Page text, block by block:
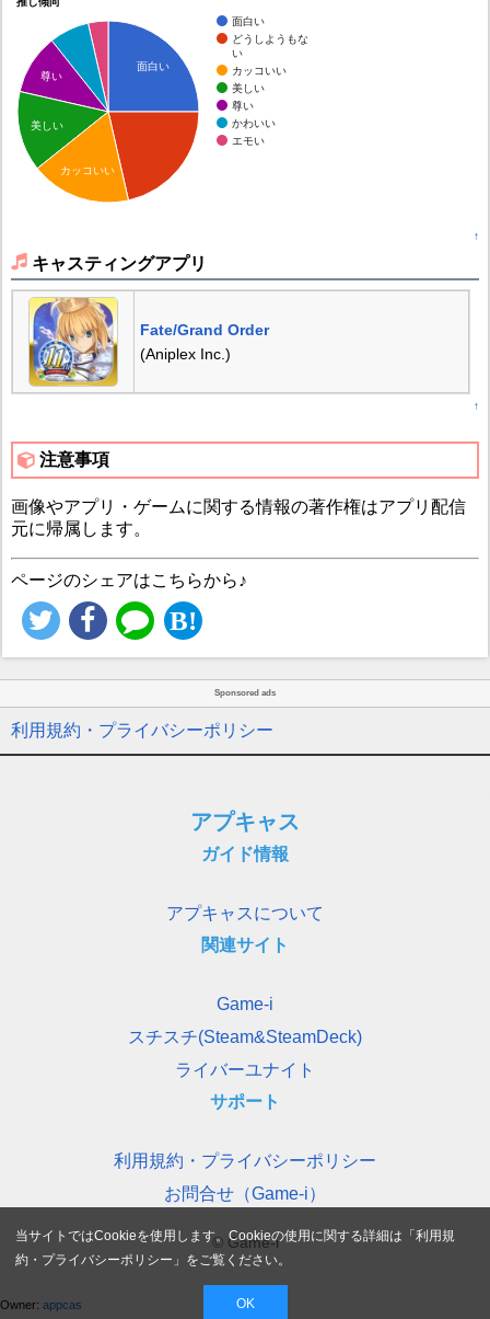
面白い
どうしようもな
い
カッコいい
美しい
尊い
かわいい
エモい
面白い
尊い
美しい
カッコいい
↑
キャスティングアプリ
Fate/Grand Order
(Aniplex Inc.)
↑
注意事項
画像やアプリ・ゲームに関する情報の著作権はアプリ配信
元に帰属します。
ページのシェアはこちらから♪
Sponsored ads
利用規約・プライバシーポリシー
アプキャス
ガイド情報
アプキャスについて
関連サイト
Game-i
スチスチ(Steam&SteamDeck)
ライバーユナイト
サポート
利用規約・プライバシーポリシー
お問合せ（Game-i）
© Game-i
Owner: appcas
当サイトではCookieを使用します。Cookieの使用に関する詳細は「利用規
約・プライバシーポリシー 」をご覧ください。
OK